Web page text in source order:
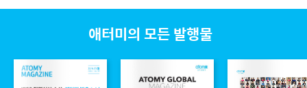
애터미의 모든 발행물